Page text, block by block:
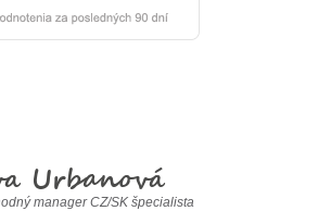
Urbanová
manager CZ/SK špecialista